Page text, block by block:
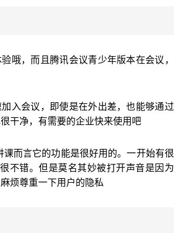
哦，而且腾讯会议青少年版本在会议
入会议，即使是在外出差，也能够通
干净，有需要的企业快来使用吧
而言它的功能是很好用的。一开始有
不错。但是莫名其妙被打开声音是因
烦尊重一下用户的隐私